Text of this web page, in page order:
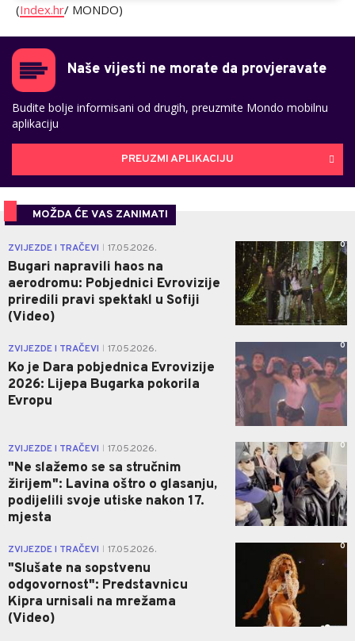
(Index.hr/ MONDO)
Naše vijesti ne morate da provjeravate
Budite bolje informisani od drugih, preuzmite Mondo mobilnu
aplikaciju
PREUZMI APLIKACIJU
MOŽDA ĆE VAS ZANIMATI
ZVIJEZDE I TRAČEVI 17.05.2026.
Bugari napravili haos na
aerodromu: Pobjednici Evrovizije
priredili pravi spektakl u Sofiji
(Video)
0
ZVIJEZDE I TRAČEVI 17.05.2026.
Ko je Dara pobjednica Evrovizije
2026: Lijepa Bugarka pokorila
Evropu
0
ZVIJEZDE I TRAČEVI 17.05.2026.
"Ne slažemo se sa stručnim
žirijem": Lavina oštro o glasanju,
podijelili svoje utiske nakon 17.
mjesta
0
ZVIJEZDE I TRAČEVI 17.05.2026.
"Slušate na sopstvenu
odgovornost": Predstavnicu
Kipra urnisali na mrežama
(Video)
0